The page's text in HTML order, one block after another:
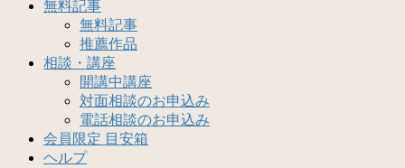
無料記事
無料記事
推薦作品
相談・講座
開講中講座
対面相談のお申込み
電話相談のお申込み
会員限定 目安箱
ヘルプ